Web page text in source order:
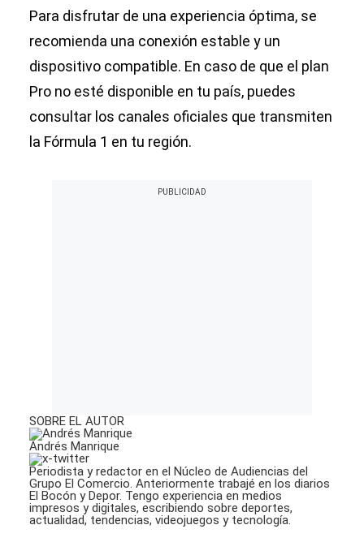
Para disfrutar de una experiencia óptima, se
recomienda una conexión estable y un
dispositivo compatible. En caso de que el plan
Pro no esté disponible en tu país, puedes
consultar los canales oficiales que transmiten
la Fórmula 1 en tu región.
SOBRE EL AUTOR
Andrés Manrique
Periodista y redactor en el Núcleo de Audiencias del
Grupo El Comercio. Anteriormente trabajé en los diarios
El Bocón y Depor. Tengo experiencia en medios
impresos y digitales, escribiendo sobre deportes,
actualidad, tendencias, videojuegos y tecnología.